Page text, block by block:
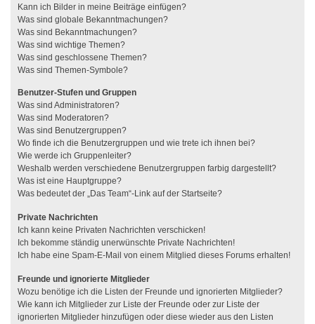
Kann ich Bilder in meine Beiträge einfügen?
Was sind globale Bekanntmachungen?
Was sind Bekanntmachungen?
Was sind wichtige Themen?
Was sind geschlossene Themen?
Was sind Themen-Symbole?
Benutzer-Stufen und Gruppen
Was sind Administratoren?
Was sind Moderatoren?
Was sind Benutzergruppen?
Wo finde ich die Benutzergruppen und wie trete ich ihnen bei?
Wie werde ich Gruppenleiter?
Weshalb werden verschiedene Benutzergruppen farbig dargestellt?
Was ist eine Hauptgruppe?
Was bedeutet der „Das Team“-Link auf der Startseite?
Private Nachrichten
Ich kann keine Privaten Nachrichten verschicken!
Ich bekomme ständig unerwünschte Private Nachrichten!
Ich habe eine Spam-E-Mail von einem Mitglied dieses Forums erhalten!
Freunde und ignorierte Mitglieder
Wozu benötige ich die Listen der Freunde und ignorierten Mitglieder?
Wie kann ich Mitglieder zur Liste der Freunde oder zur Liste der
ignorierten Mitglieder hinzufügen oder diese wieder aus den Listen